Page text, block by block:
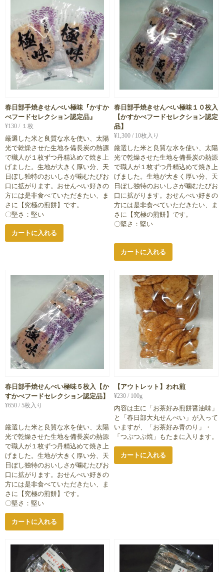
春日部手焼きせんべい極味『かすか
べフードセレクション認定品』
¥130 / １枚
厳選した米と良質な水を使い、太陽
光で乾燥させた生地を備長炭の熱源
で職人が１枚ずつ丹精込めて焼き上
げました。生地が大きく厚い分、天
日ぼし独特のおいしさが噛むたびお
口に拡がります。おせんべい好きの
方には是非食べていただきたい、ま
さに【究極の煎餅】です。
〇堅さ：堅い
カートに入れる
春日部手焼きせんべい極味１０枚入
【かすかべフードセレクション認定
品】
¥1,300 / 10枚入り
厳選した米と良質な水を使い、太陽
光で乾燥させた生地を備長炭の熱源
で職人が１枚ずつ丹精込めて焼き上
げました。生地が大きく厚い分、天
日ぼし独特のおいしさが噛むたびお
口に拡がります。おせんべい好きの
方には是非食べていただきたい、ま
さに【究極の煎餅】です。
〇堅さ：堅い
カートに入れる
春日部手焼せんべい極味５枚入【か
すかべフードセレクション認定品】
¥650 / 5枚入り
厳選した米と良質な水を使い、太陽
光で乾燥させた生地を備長炭の熱源
で職人が１枚ずつ丹精込めて焼き上
げました。生地が大きく厚い分、天
日ぼし独特のおいしさが噛むたびお
口に拡がります。おせんべい好きの
方には是非食べていただきたい、ま
さに【究極の煎餅】です。
〇堅さ：堅い
カートに入れる
【アウトレット】われ煎
¥230 / 100g
内容は主に「お茶好み煎餅醤油味」
と「春日部大丸せんべい」が入って
いますが、「お茶好み青のり」・
「つぶつぶ焼」もたまに入ります。
カートに入れる